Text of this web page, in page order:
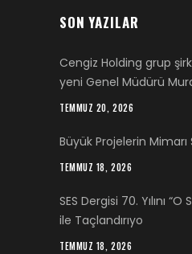
SON YAZILAR
Cengiz Holding grup
yeni Genel Müdürü
TEMMUZ 20, 2026
Büyük Projelerin
TEMMUZ 18, 2026
SES Dergisi 70. Yılını “O
ile Taçlandırıyo
TEMMUZ 18, 2026